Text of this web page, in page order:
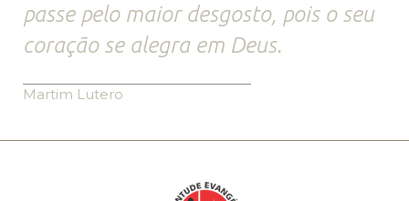
passe pelo maior desgosto, pois o seu
coração se alegra em Deus.
Martim Lutero